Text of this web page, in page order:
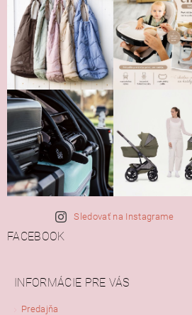
Sledovať na Instagrame
FACEBOOK
INFORMÁCIE PRE VÁS
Predajňa